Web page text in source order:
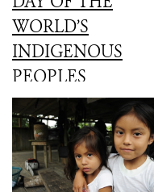
WORLD’S
INDIGENOUS
PEOPLES